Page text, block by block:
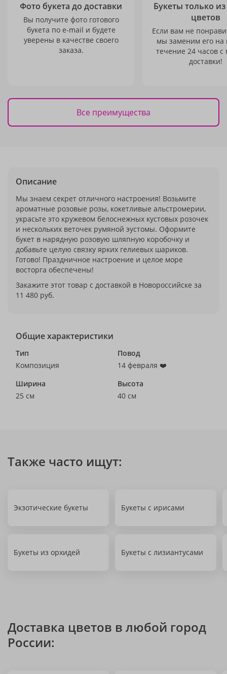
Фото букета до доставки
Вы получите фото готового
букета по e-mail и будете
уверены в качестве своего
заказа.
Букеты только
цветов
Если вам не
мы заменим его на
течение 24 часов с
доставки!
Все преимущества
Описание
Мы знаем секрет отличного настроения! Возьмите
ароматные розовые розы, кокетливые альстромерии,
украсьте это кружевом белоснежных кустовых розочек
и нескольких веточек румяной эустомы. Оформите
букет в нарядную розовую шляпную коробочку и
добавьте целую связку ярких гелиевых шариков.
Готово! Праздничное настроение и целое море
восторга обеспечены!
Закажите этот товар с доставкой в Новороссийске за
11 480 руб.
Общие характеристики
Тип
Композиция
Повод
14 февраля ❤️
Ширина
25 см
Высота
40 см
Также часто ищут:
Экзотические букеты Букеты с ирисами
Букеты из орхидей Букеты с лизиантусами
Доставка цветов в любой город
России: